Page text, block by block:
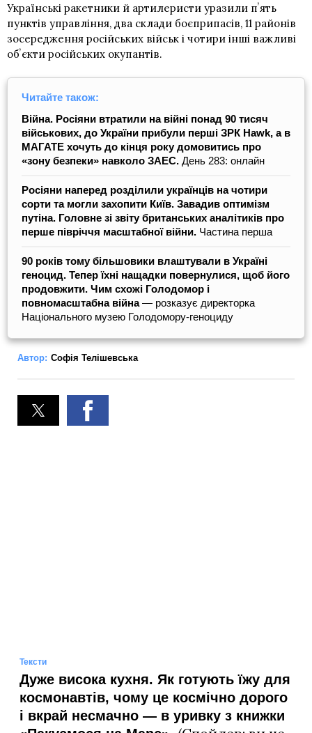
Українські ракетники й артилеристи уразили пʼять
пунктів управління, два склади боєприпасів, 11 районів
зосередження російських військ і чотири інші важливі
обʼєкти російських окупантів.
Читайте також:
Війна. Росіяни втратили на війні понад 90 тисяч
військових, до України прибули перші ЗРК Hawk, а в
МАГАТЕ хочуть до кінця року домовитись про
«зону безпеки» навколо ЗАЕС. День 283: онлайн
Росіяни наперед розділили українців на чотири
сорти та могли захопити Київ. Завадив оптимізм
путіна. Головне зі звіту британських аналітиків про
перше півріччя масштабної війни. Частина перша
90 років тому більшовики влаштували в Україні
геноцид. Тепер їхні нащадки повернулися, щоб його
продовжити. Чим схожі Голодомор і
повномасштабна війна— розказує директорка
Національного музею Голодомору-геноциду
Автор: Софія Телішевська